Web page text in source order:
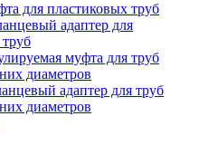
для пластиковых труб
адаптер для
муфта для труб
диаметров
адаптер для труб
диаметров